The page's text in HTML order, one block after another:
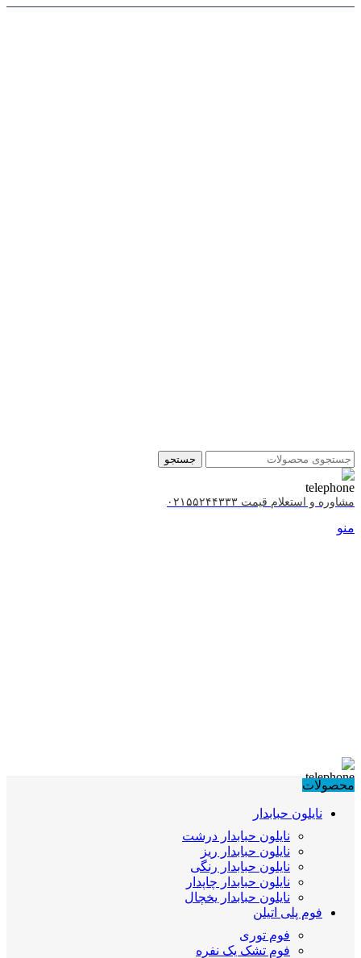
جستجو
مشاوره و استعلام قیمت ۰۲۱۵۵۲۴۴۳۳۳
منو
محصولات
نایلون حبابدار
نایلون حبابدار درشت
نایلون حبابدار ریز
نایلون حبابدار رنگی
نایلون حبابدار چاپدار
نایلون حبابدار یخچال
فوم پلی اتیلن
فوم توری
فوم تشک یک نفره